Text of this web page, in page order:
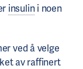
insulini noen
ved å velge
av raffinert